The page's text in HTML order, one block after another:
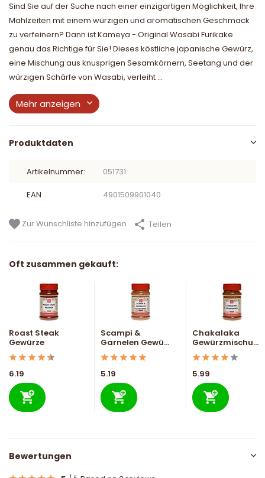
Sind Sie auf der Suche nach einer einzigartigen Möglichkeit, Ihre
Mahlzeiten mit einem würzigen und aromatischen Geschmack
zu verfeinern? Dann ist Kameya - Original Wasabi Furikake
genau das Richtige für Sie! Dieses köstliche japanische Gewürz,
eine Mischung aus knusprigen Sesamkörnern, Seetang und der
würzigen Schärfe von Wasabi, verleiht ...
Mehr anzeigen
Produktdaten
Artikelnummer: 051731
EAN 4901509901040
Zur Wunschliste hinzufügen Teilen
Oft zusammen gekauft:
Roast Steak
Gewürze
6.19
Scampi &
Garnelen Gewü...
5.19
Chakalaka
Gewürzmischu...
5.99
Bewertungen